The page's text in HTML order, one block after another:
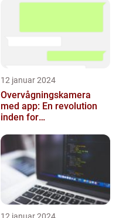
12 januar 2024
Overvågningskamera
med app: En revolution
inden for